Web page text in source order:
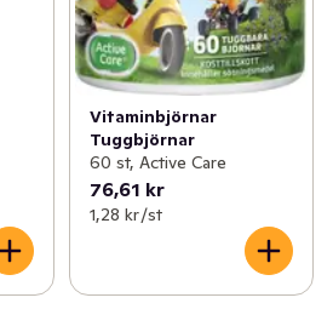
Vitaminbjörnar
Tuggbjörnar
60 st, Active Care
76,61 kr
1,28 kr /st